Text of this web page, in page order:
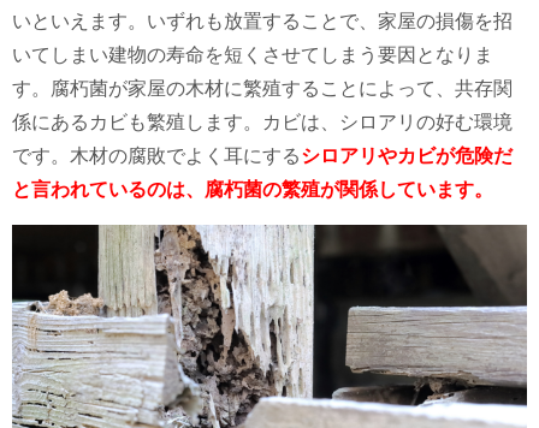
いといえます。いずれも放置することで、家屋の損傷を招
いてしまい建物の寿命を短くさせてしまう要因となりま
す。
腐朽菌が家屋の木材に繁殖することによって、共存関
係にあるカビも繁殖します。カビは、シロアリの好む環境
です。木材の腐敗でよく耳にするシロアリやカビが危険だ
と言われているのは、腐朽菌の繁殖が関係しています。